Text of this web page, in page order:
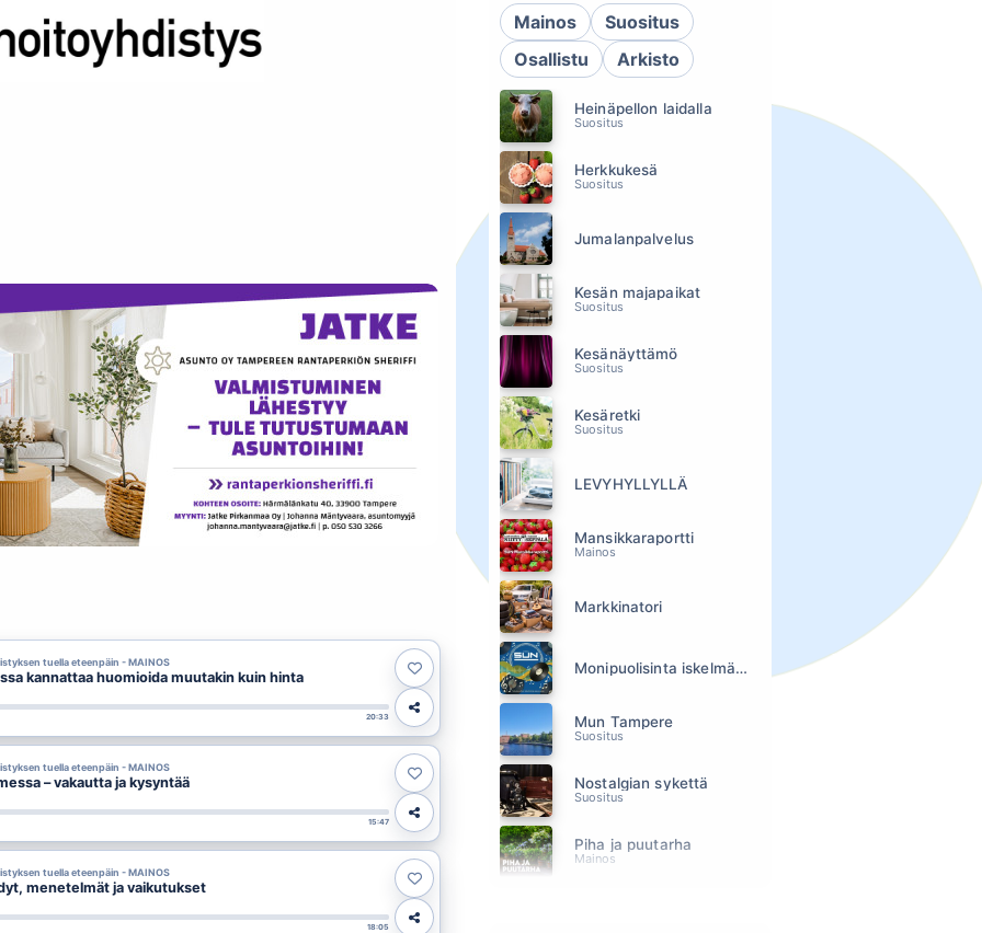
tuella eteenpäin - MAINOS
kannattaa huomioida muutakin kuin hinta
20:33
tuella eteenpäin - MAINOS
– vakautta ja kysyntää
15:47
tuella eteenpäin - MAINOS
menetelmät ja vaikutukset
18:05
Mainos
Suositus
Osallistu
Arkisto
Heinäpellon laidalla
Suositus
Herkkukesä
Suositus
Jumalanpalvelus
Kesän majapaikat
Suositus
Kesänäyttämö
Suositus
Kesäretki
Suositus
LEVYHYLLYLLÄ
Mansikkaraportti
Mainos
Markkinatori
Monipuolisinta iskelmää ja parasta poppia
Mun Tampere
Suositus
Nostalgian sykettä
Suositus
Piha ja puutarha
Mainos